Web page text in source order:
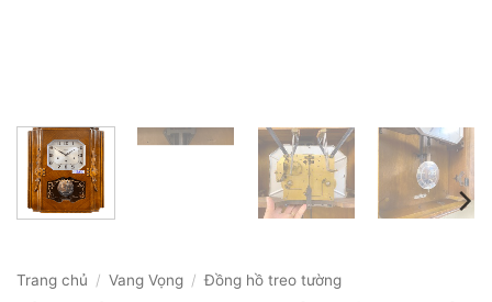
Trang chủ / Vang Vọng / Đồng hồ treo tường